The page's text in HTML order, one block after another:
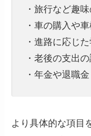
・旅行など趣
・車の購入や
・進路に応じ
・老後の支出
・年金や退職金
より具体的な項目